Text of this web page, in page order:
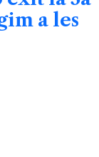
a les